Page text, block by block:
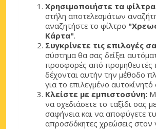
Χρησιμοποιήστε τα
στήλη αποτελεσμάτων
αναζητήστε το φίλτρο
Κάρτα".
Συγκρίνετε τις επιλογές
σύστημα θα σας δείξει
προσφορές από προμηθευτές
δέχονται αυτήν την μέθοδο
για το επιλεγμένο αυτοκίνητό
Κλείστε με εμπιστοσύνη:
να σχεδιάσετε το ταξίδι σας με
σαφήνεια και να αποφύγετε
απροσδόκητες χρεώσεις στον